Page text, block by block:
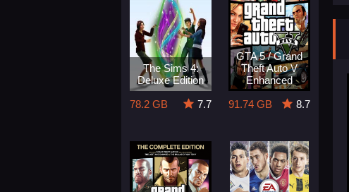
The Sims 4:
Deluxe Edition
78.2 GB
7.7
GTA 5 / Grand
Theft Auto V
Enhanced
91.74 GB
8.7